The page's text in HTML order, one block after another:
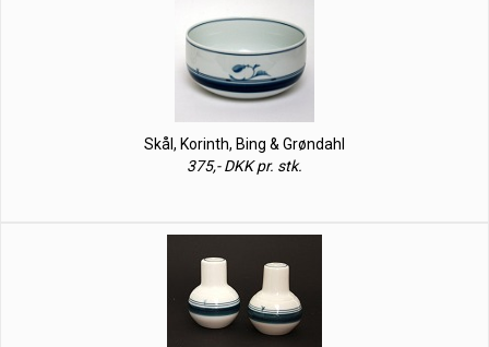
Skål, Korinth, Bing & Grøndahl
375,- DKK pr. stk.